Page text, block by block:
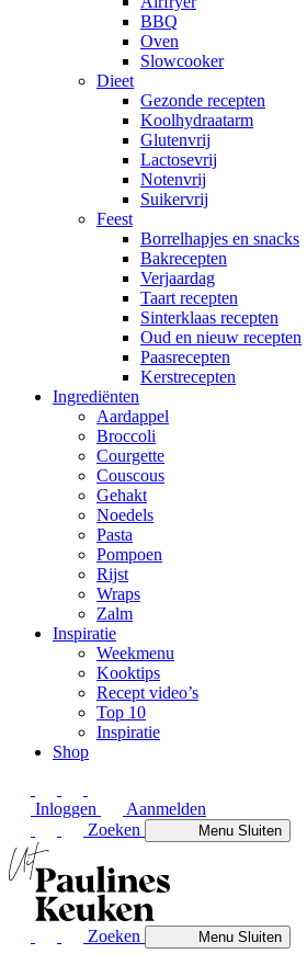
BBQ
Oven
Slowcooker
Dieet
Gezonde recepten
Koolhydraatarm
Glutenvrij
Lactosevrij
Notenvrij
Suikervrij
Feest
Borrelhapjes en snacks
Bakrecepten
Verjaardag
Taart recepten
Sinterklaas recepten
Oud en nieuw recepten
Paasrecepten
Kerstrecepten
Ingrediënten
Aardappel
Broccoli
Courgette
Couscous
Gehakt
Noedels
Pasta
Pompoen
Rijst
Wraps
Zalm
Inspiratie
Weekmenu
Kooktips
Recept video’s
Top 10
Inspiratie
Shop
Inloggen
Aanmelden
Zoeken
MenuSluiten
Zoeken MenuSluiten